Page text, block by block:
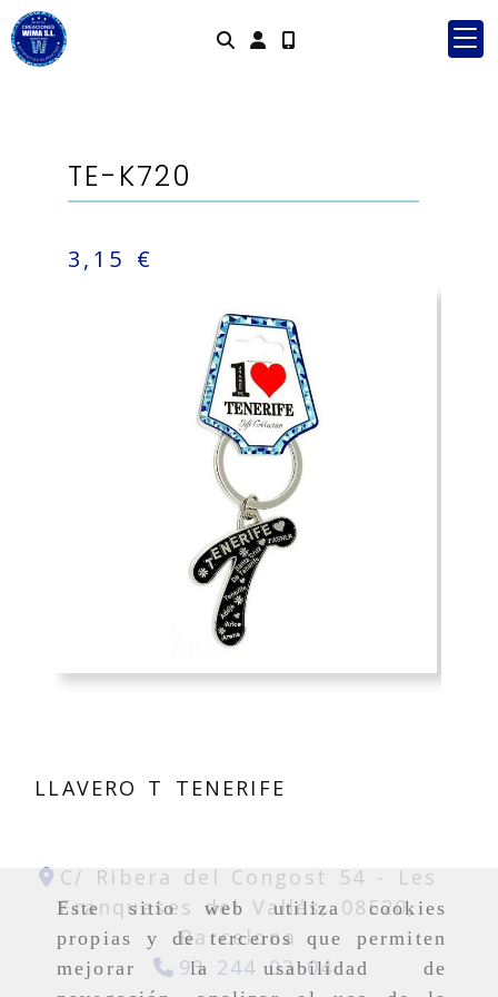
Este sitio web utiliza cookies
propias y de terceros que permiten
mejorar la usabilidad de
Identifícate
TE-K720
3,15 €
LLAVERO T TENERIFE
C/ Ribera del Congost 54 -
Les
Franqueses del Vallés, 08520,
Barcelona
93 244 03 04